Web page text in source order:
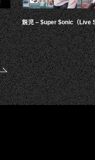
鋭児 – $uper $onic（Live